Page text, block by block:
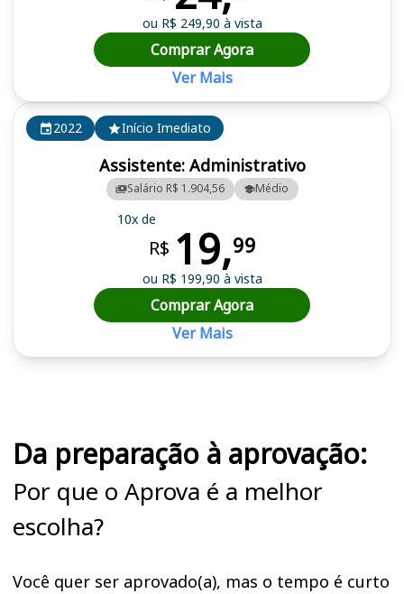
2022 Início Imediato
Assistente: Administrativo
Salário R$ 1.904,56 Médio
10x de
R$ 19,99
ou R$ 199,90 à vista
Comprar Agora
Ver Mais
ou R$ 249,90 à vista
Comprar Agora
Ver Mais
Da preparação à aprovação:
Por que o Aprova é a melhor
escolha?
Você quer ser aprovado(a), mas o tempo é curto